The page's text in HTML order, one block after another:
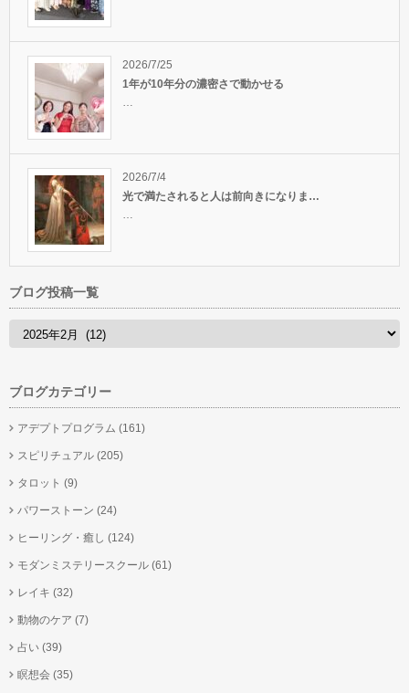
2026/7/25
1年が10年分の濃密さで動かせる
…
2026/7/4
光で満たされると人は前向きになりま…
…
ブログ投稿一覧
ブログカテゴリー
アデプトプログラム (161)
スピリチュアル (205)
タロット (9)
パワーストーン (24)
ヒーリング・癒し (124)
モダンミステリースクール (61)
レイキ (32)
動物のケア (7)
占い (39)
瞑想会 (35)